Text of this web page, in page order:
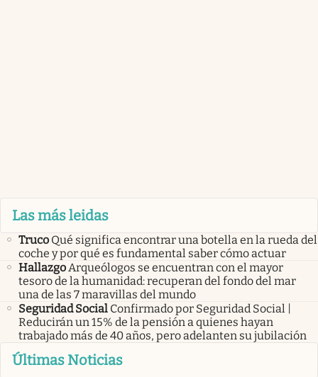
Las más leidas
Truco Qué significa encontrar una botella en la rueda del
coche y por qué es fundamental saber cómo actuar
HallazgoArqueólogos se encuentran con el mayor
tesoro de la humanidad: recuperan del fondo del mar
una de las 7 maravillas del mundo
Seguridad Social Confirmado por Seguridad Social |
Reducirán un 15% de la pensión a quienes hayan
trabajado más de 40 años, pero adelanten su jubilación
Últimas Noticias